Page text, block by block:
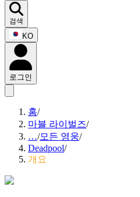
검색
KO
로그인
홈/
마블 라이벌즈/
…/모든 영웅/
Deadpool/
개요